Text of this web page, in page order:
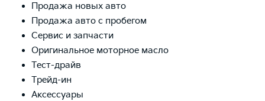
Продажа новых авто
Продажа авто с пробегом
Сервис и запчасти
Оригинальное моторное масло
Тест-драйв
Трейд-ин
Аксессуары